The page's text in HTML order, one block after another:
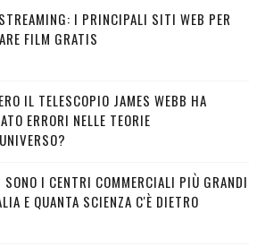
I PRINCIPALI SITI WEB PER
FILM GRATIS
IL TELESCOPIO JAMES WEBB HA
ERRORI NELLE TEORIE
SONO I CENTRI COMMERCIALI PIÙ GRANDI
E QUANTA SCIENZA C'È DIETRO